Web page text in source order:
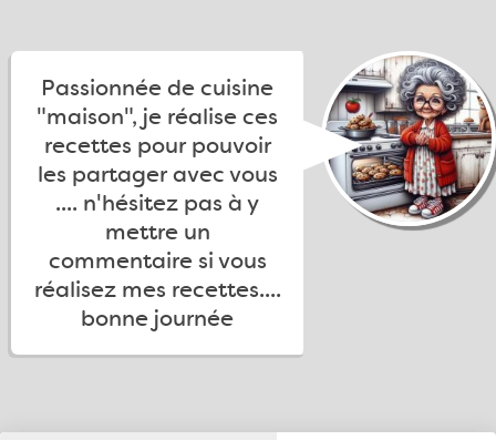
Passionnée de cuisine
"maison", je réalise ces
recettes pour pouvoir
les partager avec vous
.... n'hésitez pas à y
mettre un
commentaire si vous
réalisez mes recettes....
bonne journée